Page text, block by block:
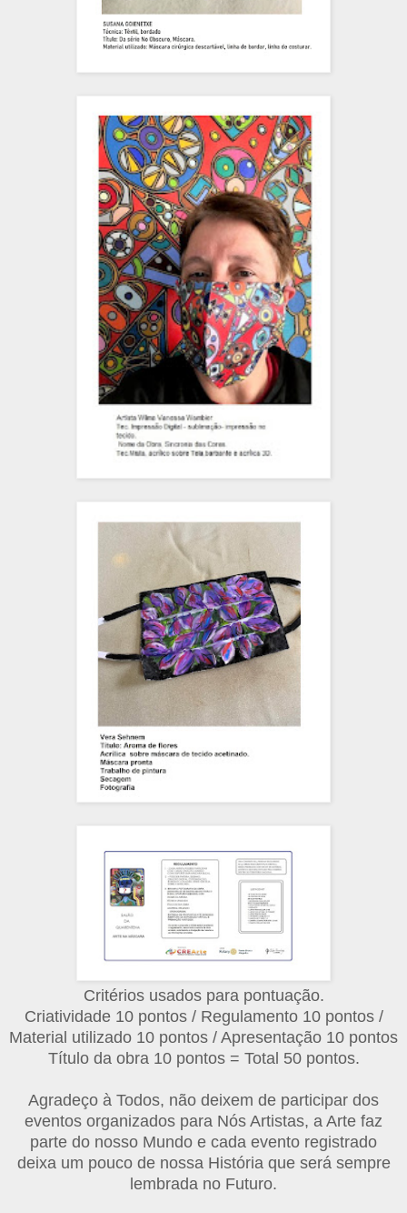
Critérios usados para pontuação.
Criatividade 10 pontos / Regulamento 10 pontos /
Material utilizado 10 pontos / Apresentação 10 pontos
Título da obra 10 pontos = Total 50 pontos.
Agradeço à Todos, não deixem de participar dos
eventos organizados para Nós Artistas, a Arte faz
parte do nosso Mundo e cada evento registrado
deixa um pouco de nossa História que será sempre
lembrada no Futuro.